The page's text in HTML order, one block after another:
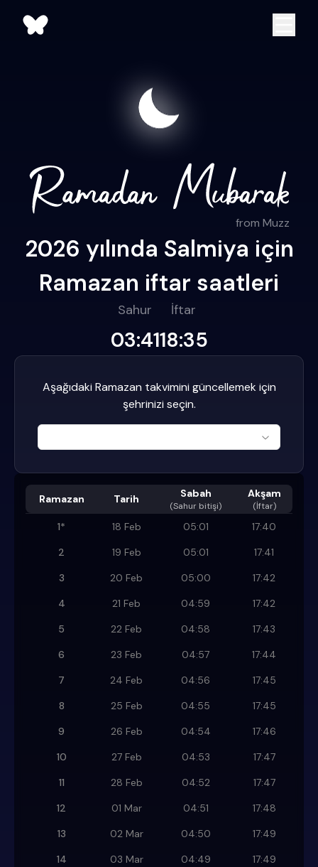
from Muzz
2026 yılında Salmiya için
Ramazan iftar saatleri
Sahur
03:41
İftar
18:35
Aşağıdaki Ramazan takvimini güncellemek için
şehrinizi seçin.
Ramazan Tarih Sabah
(Sahur bitişi)
Akşam
(İftar)
1* 18 Feb 05:01
17:40
2
19 Feb 05:01
17:41
3
20 Feb 05:00
17:42
4
21 Feb 04:59
17:42
5
22 Feb 04:58
17:43
6
23 Feb 04:57
17:44
7
24 Feb 04:56
17:45
8
25 Feb 04:55
17:45
9
26 Feb 04:54
17:46
10
27 Feb 04:53
17:47
11
28 Feb 04:52
17:47
12
01 Mar 04:51
17:48
13
02 Mar 04:50
17:49
14
03 Mar 04:49
17:49